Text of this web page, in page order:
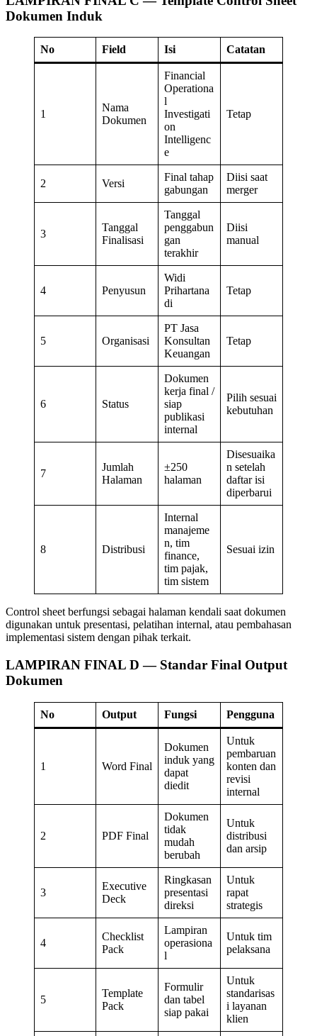
Dokumen Induk
No Field Isi Catatan
1
Nama
Dokumen
Financial
Operationa
l
Investigati
on
Intelligenc
e
Tetap
2 Versi
Final tahap
gabungan
Diisi saat
merger
3
Tanggal
Finalisasi
Tanggal
penggabun
gan
terakhir
Diisi
manual
4 Penyusun
Widi
Prihartana
di
Tetap
5 Organisasi
PT Jasa
Konsultan
Keuangan
Tetap
6 Status
Dokumen
kerja final /
siap
publikasi
internal
Pilih sesuai
kebutuhan
7
Jumlah
Halaman
±250
halaman
Disesuaika
n setelah
daftar isi
diperbarui
8 Distribusi
Internal
manajeme
n, tim
finance,
tim pajak,
tim sistem
Sesuai izin
Control sheet berfungsi sebagai halaman kendali saat dokumen
digunakan untuk presentasi, pelatihan internal, atau pembahasan
implementasi sistem dengan pihak terkait.
LAMPIRAN FINAL D — Standar Final Output
Dokumen
No Output Fungsi Pengguna
1 Word Final
Dokumen
induk yang
dapat
diedit
Untuk
pembaruan
konten dan
revisi
internal
2 PDF Final
Dokumen
tidak
mudah
berubah
Untuk
distribusi
dan arsip
3
Executive
Deck
Ringkasan
presentasi
direksi
Untuk
rapat
strategis
4
Checklist
Pack
Lampiran
operasiona
l
Untuk tim
pelaksana
5
Template
Pack
Formulir
dan tabel
siap pakai
Untuk
standarisas
i layanan
klien